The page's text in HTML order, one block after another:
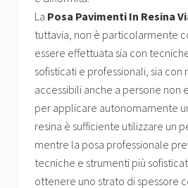
La Posa Pavimenti In Resina
tuttavia, non è particolarmente
essere effettuata sia con
sofisticati e professionali, sia con
accessibili anche a persone non
per applicare autonomamente
resina è sufficiente utilizzare un
mentre la posa professionale
tecniche e strumenti più
ottenere uno strato di spessore